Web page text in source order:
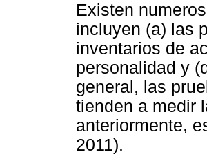
Existen
incluyen (a) las
inventarios de
personalidad y
general, las
tienden a medir
anteriormente,
2011).